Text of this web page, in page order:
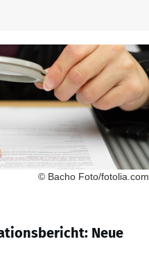
© Bacho Foto/fotolia.com
Neue